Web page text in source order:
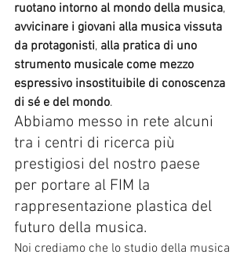
ruotano intorno al mondo della musica,
avvicinare i giovani alla musica vissuta
da protagonisti, alla pratica di uno
strumento musicale come mezzo
espressivo insostituibile di conoscenza
di sé e del mondo.
Abbiamo messo in rete alcuni
tra i centri di ricerca più
prestigiosi del nostro paese
per portare al FIM la
rappresentazione plastica del
futuro della musica.
Noi crediamo che lo studio della musica